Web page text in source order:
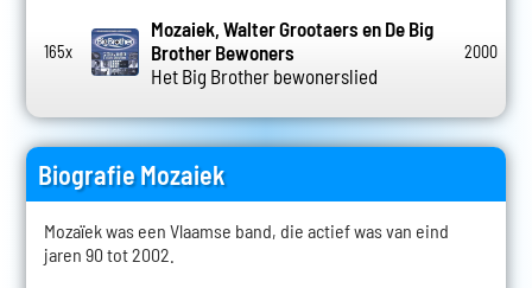
165x
Mozaiek, Walter Grootaers en De Big
Brother Bewoners
Het Big Brother bewonerslied
2000
Biografie Mozaiek
Mozaïek was een Vlaamse band, die actief was van eind
jaren 90 tot 2002.